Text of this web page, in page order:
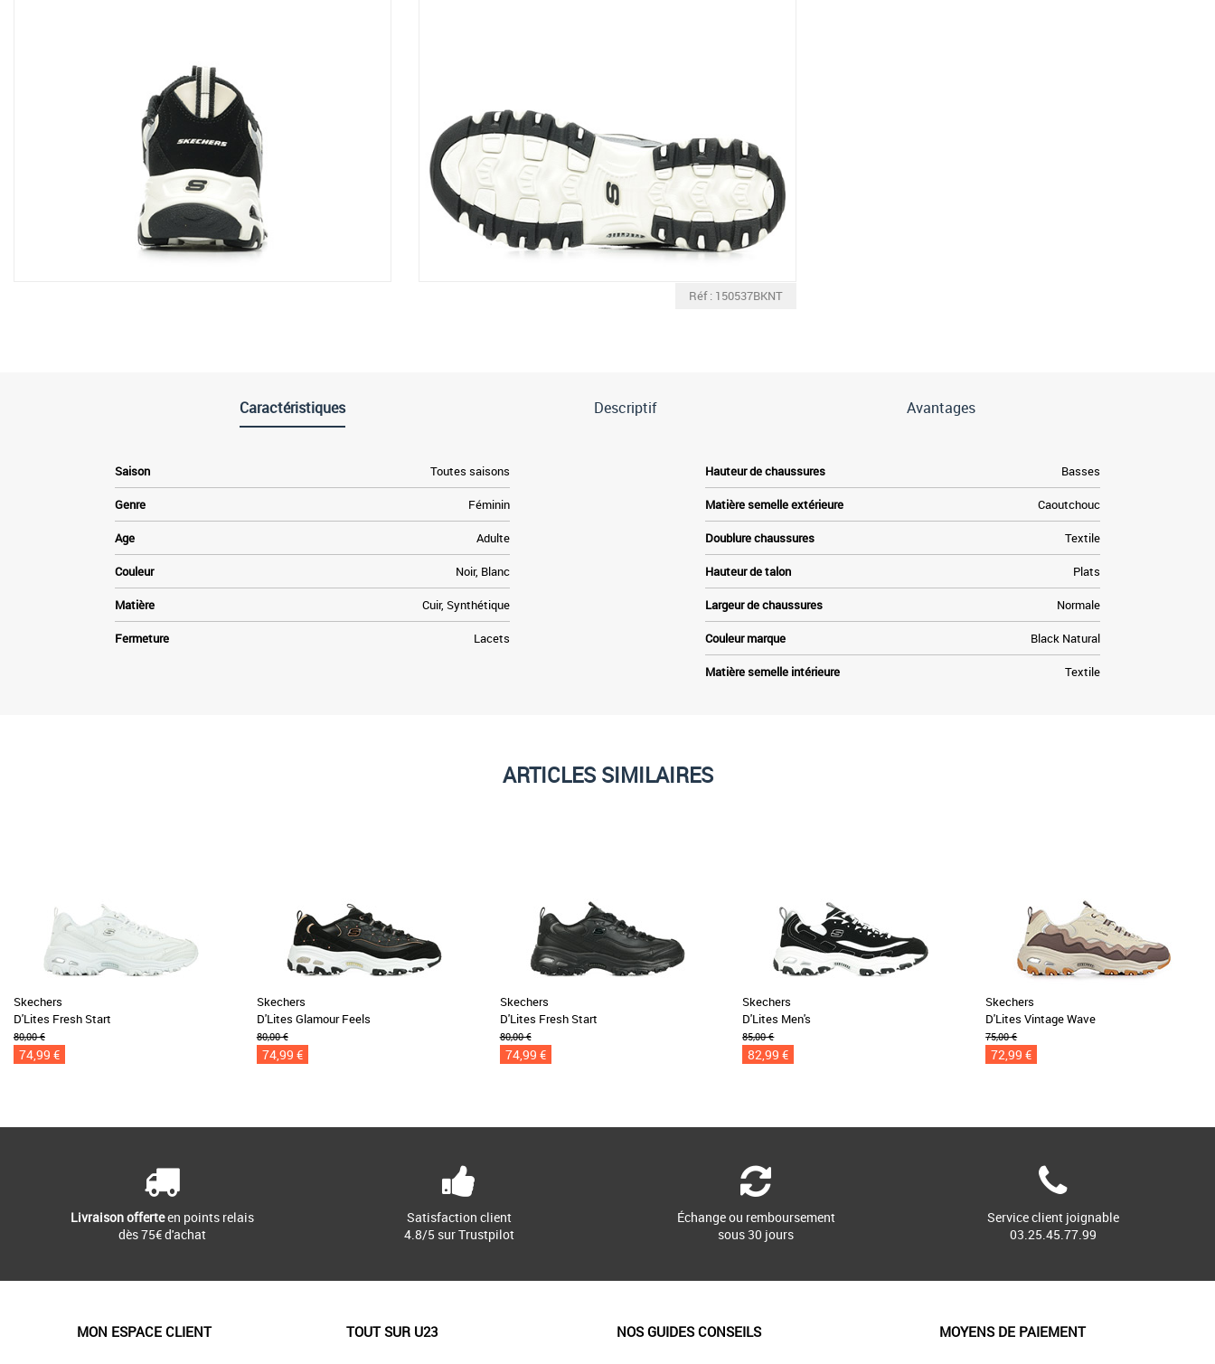
Réf : 150537BKNT
Caractéristiques Descriptif Avantages
Saison Toutes saisons
Genre Féminin
Age Adulte
Couleur Noir, Blanc
Matière Cuir, Synthétique
Fermeture Lacets
Hauteur de chaussures Basses
Matière semelle extérieure Caoutchouc
Doublure chaussures Textile
Hauteur de talon Plats
Largeur de chaussures Normale
Couleur marque Black Natural
Matière semelle intérieure Textile
ARTICLES SIMILAIRES
Skechers
D'Lites Fresh Start
80,00 €
74,99 €
Skechers
D'Lites Glamour Feels
80,00 €
74,99 €
Skechers
D'Lites Fresh Start
80,00 €
74,99 €
Skechers
D'Lites Men's
85,00 €
82,99 €
Skechers
D'Lites Vintage Wave
75,00 €
72,99 €
Livraison offerteen points relais
dès 75€ d'achat
Satisfaction client
4.8/5 sur Trustpilot
Échange ou remboursement
sous 30 jours
Service client joignable
03.25.45.77.99
MON ESPACE CLIENT TOUT SUR U23 NOS GUIDES CONSEILS MOYENS DE PAIEMENT